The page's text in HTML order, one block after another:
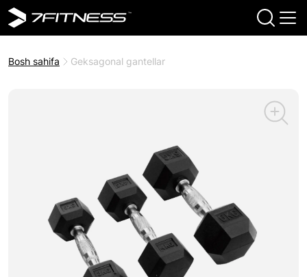
Bosh sahifa Geksagonal gantellar